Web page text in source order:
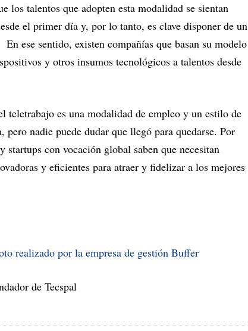
los talentos que adopten esta modalidad se sientan
el primer día y, por lo tanto, es clave disponer de un
ese sentido, existen compañías que basan su modelo
y otros insumos tecnológicos a talentos desde
es una modalidad de empleo y un estilo de
nadie puede dudar que llegó para quedarse. Por
startups con vocación global saben que necesitan
y eficientes para atraer y fidelizar a los mejores
realizado por la empresa de gestión Buffer
de Tecspal